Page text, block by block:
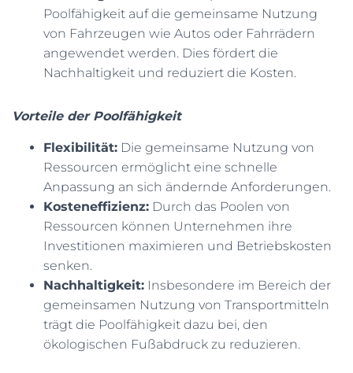
Poolfähigkeit auf die gemeinsame Nutzung
von Fahrzeugen wie Autos oder Fahrrädern
angewendet werden. Dies fördert die
Nachhaltigkeit und reduziert die Kosten.
Vorteile der Poolfähigkeit
Flexibilität: Die gemeinsame Nutzung von
Ressourcen ermöglicht eine schnelle
Anpassung an sich ändernde Anforderungen.
Kosteneffizienz: Durch das Poolen von
Ressourcen können Unternehmen ihre
Investitionen maximieren und Betriebskosten
senken.
Nachhaltigkeit: Insbesondere im Bereich der
gemeinsamen Nutzung von Transportmitteln
trägt die Poolfähigkeit dazu bei, den
ökologischen Fußabdruck zu reduzieren.